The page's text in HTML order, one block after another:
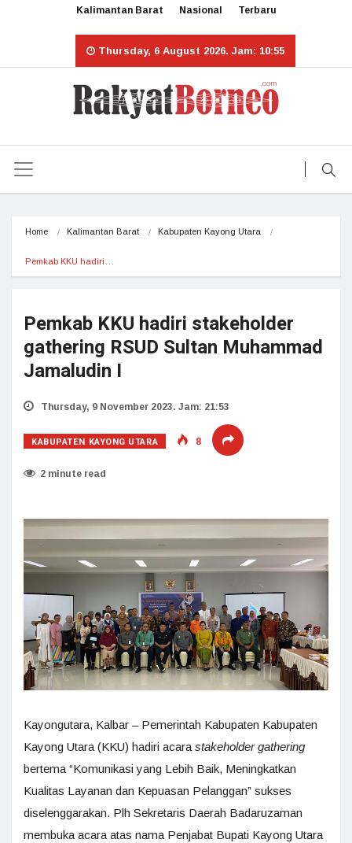
Kalimantan Barat Nasional Terbaru
Thursday, 6 August 2026. Jam: 10:55
Home Kalimantan Barat Kabupaten Kayong Utara
Pemkab KKU hadiri…
Pemkab KKU hadiri stakeholder
gathering RSUD Sultan Muhammad
Jamaludin I
Thursday, 9 November 2023. Jam: 21:53
KABUPATEN KAYONG UTARA 8
2 minute read
Kayongutara, Kalbar – Pemerintah Kabupaten Kabupaten
Kayong Utara (KKU) hadiri acara stakeholder gathering
bertema “Komunikasi yang Lebih Baik, Meningkatkan
Kualitas Layanan dan Kepuasan Pelanggan” sukses
diselenggarakan. Plh Sekretaris Daerah Badaruzaman
membuka acara atas nama Penjabat Bupati Kayong Utara